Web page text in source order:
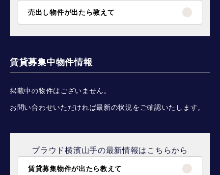
売出し物件が出たら教えて
賃貸募集中物件情報
掲載中の物件はございません。
お問い合わせいただければ最新の状況をご確認いたします。
プラウド横濱山手の最新情報はこちらから
賃貸募集物件が出たら教えて